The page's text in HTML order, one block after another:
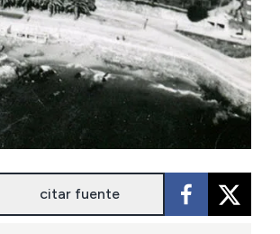
citar fuente